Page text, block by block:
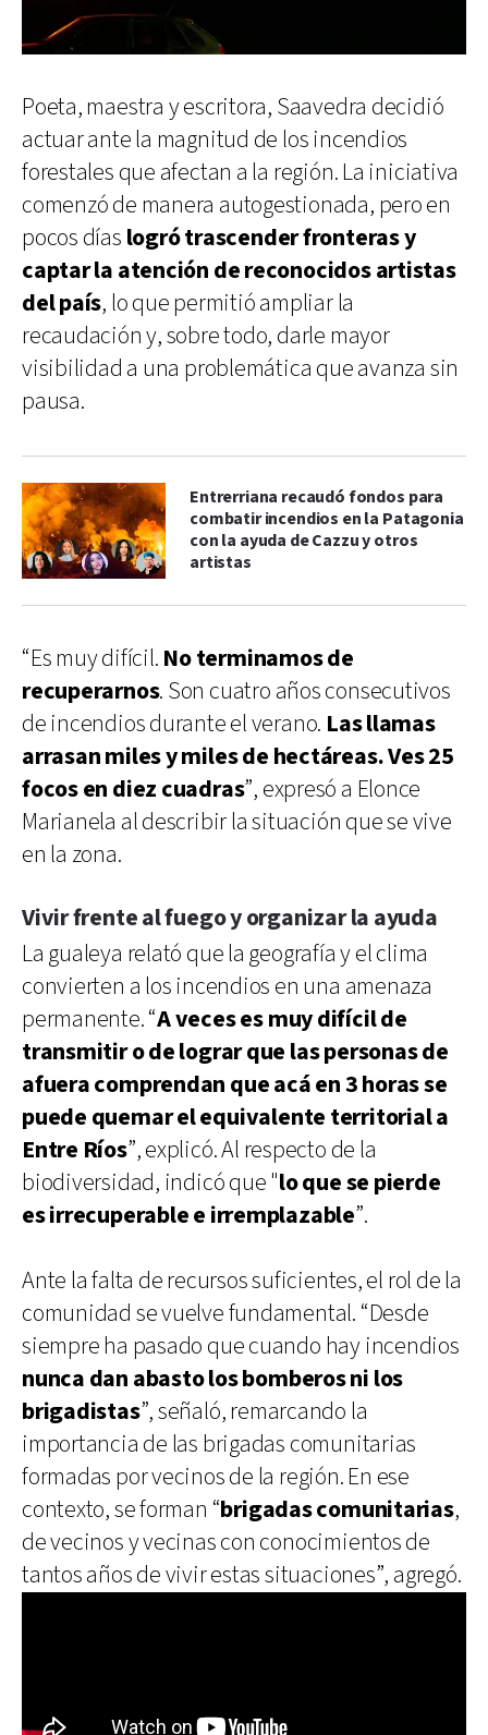
Poeta, maestra y escritora, Saavedra decidió
actuar ante la magnitud de los incendios
forestales que afectan a la región. La iniciativa
comenzó de manera autogestionada, pero en
pocos días logró trascender fronteras y
captar la atención de reconocidos artistas
del país, lo que permitió ampliar la
recaudación y, sobre todo, darle mayor
visibilidad a una problemática que avanza sin
pausa.
Entrerriana recaudó fondos para
combatir incendios en la Patagonia
con la ayuda de Cazzu y otros
artistas
“Es muy difícil. Noterminamos de
recuperarnos. Son cuatro años consecutivos
de incendios durante el verano. Las llamas
arrasan milesy milesde hectáreas.Ves 25
focos en diez cuadras”, expresó a Elonce
Marianela al describir la situación que se vive
en la zona.
Vivir frente al fuego y organizar la ayuda
La gualeya relató que la geografía y el clima
convierten a los incendios en una amenaza
permanente. “A veces es muy difícil de
transmitir o de lograr que las personas de
afuera comprendan que acá en 3 horas se
puede quemar el equivalente territorial a
Entre Ríos”, explicó. Al respecto de la
biodiversidad, indicó que "lo que se pierde
es irrecuperable e irremplazable”.
Ante la falta de recursos suficientes, el rol de la
comunidad se vuelve fundamental. “Desde
siempre ha pasado que cuando hay incendios
nunca dan abasto los bomberos ni los
brigadistas”, señaló, remarcando la
importancia de las brigadas comunitarias
formadas por vecinos de la región. En ese
contexto, se forman “brigadas comunitarias,
de vecinos y vecinas con conocimientos de
tantos años de vivir estas situaciones”, agregó.